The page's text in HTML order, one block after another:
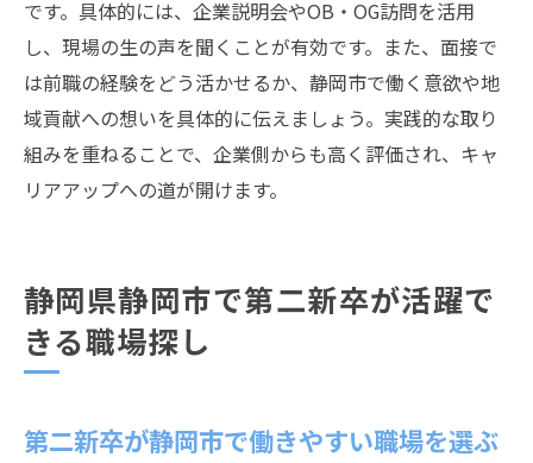
第二新卒が地元で長く働くための秘訣を公開
第二新卒が静岡市で長期就業を実現する方
法
職場定着のための第二新卒向けアドバイス
集
第二新卒が地元企業で活躍し続けるための
心構え
スタイル
です。具体的には、企業説明会やOB・OG訪問を活用
し、現場の生の声を聞くことが有効です。また、面接で
は前職の経験をどう活かせるか、静岡市で働く意欲や地
域貢献への想いを具体的に伝えましょう。実践的な取り
組みを重ねることで、企業側からも高く評価され、キャ
リアアップへの道が開けます。
静岡県静岡市で第二新卒が活躍で
きる職場探し
第二新卒が静岡市で働きやすい職場を選ぶ